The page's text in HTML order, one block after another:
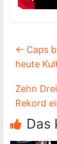
← Caps
heute
Zehn
Rekord
Das